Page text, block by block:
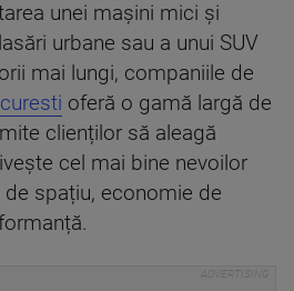
unei mașini mici și
urbane sau a unui SUV
mai lungi, companiile de
oferă o gamă largă de
clienților să aleagă
cel mai bine nevoilor
de spațiu, economie de